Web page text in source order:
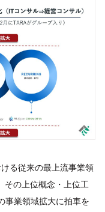
る従来の最上流事業領
その上位概念・上位工
事業領域拡大に拍車を